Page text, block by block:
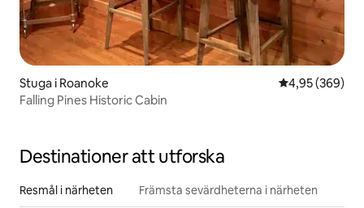
Stuga i Roanoke 4,95 av 5 i
4,95 (369)
Falling Pines Historic Cabin
Destinationer att utforska
Resmål i närheten Främsta sevärdheterna i närheten